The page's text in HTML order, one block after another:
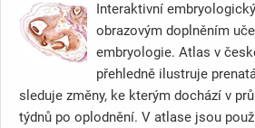
Interaktivní
obrazovým doplněním
embryologie. Atlas v
přehledně ilustruje
sleduje změny, ke kterým dochází v
týdnů po oplodnění. V atlase jsou